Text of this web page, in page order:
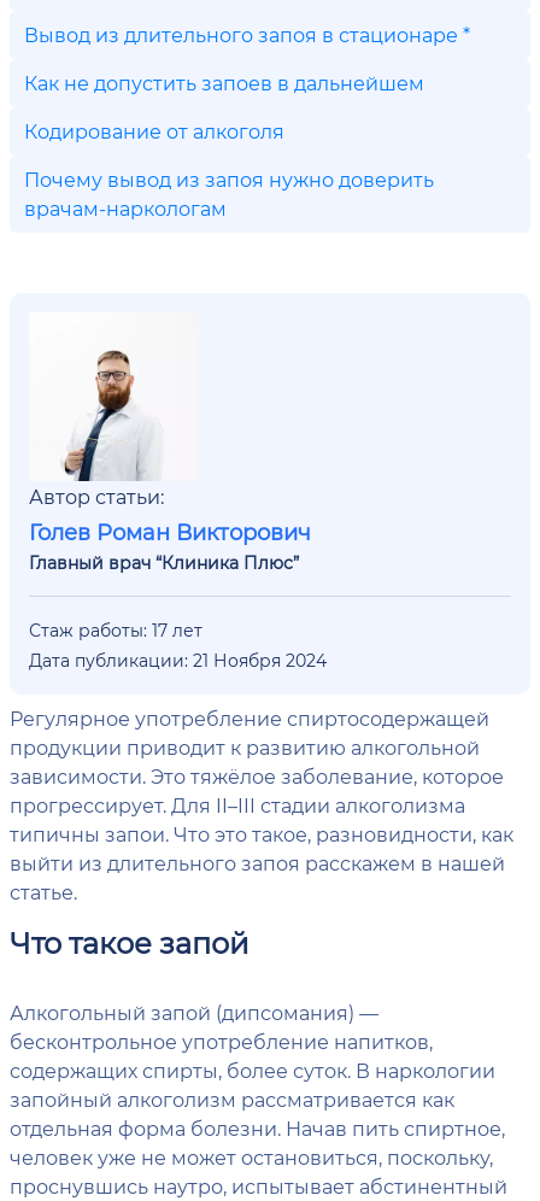
Вывод из длительного запоя в стационаре *
Как не допустить запоев в дальнейшем
Кодирование от алкоголя
Почему вывод из запоя нужно доверить
врачам-наркологам
Автор статьи:
Голев Роман Викторович
Главный врач “Клиника Плюс”
Стаж работы: 17 лет
Дата публикации: 21 Ноября 2024
Регулярное употребление спиртосодержащей
продукции приводит к развитию алкогольной
зависимости. Это тяжёлое заболевание, которое
прогрессирует. Для II–III стадии алкоголизма
типичны запои. Что это такое, разновидности, как
выйти из длительного запоя расскажем в нашей
статье.
Что такое запой
Алкогольный запой (дипсомания) —
бесконтрольное употребление напитков,
содержащих спирты, более суток. В наркологии
запойный алкоголизм рассматривается как
отдельная форма болезни. Начав пить спиртное,
человек уже не может остановиться, поскольку,
проснувшись наутро, испытывает абстинентный